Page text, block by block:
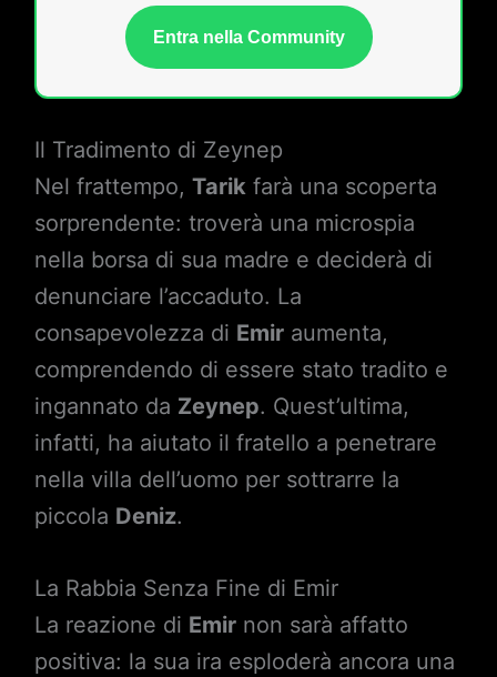
Entra nella Community
Il Tradimento di Zeynep
Nel frattempo, Tarikfarà una scoperta
sorprendente: troverà una microspia
nella borsa di sua madre e deciderà di
denunciare l’accaduto. La
consapevolezza di Emiraumenta,
comprendendo di essere stato tradito e
ingannato da Zeynep. Quest’ultima,
infatti, ha aiutato il fratello a penetrare
nella villa dell’uomo per sottrarre la
piccola Deniz.
La Rabbia Senza Fine di Emir
La reazione di Emirnon sarà affatto
positiva: la sua ira esploderà ancora una